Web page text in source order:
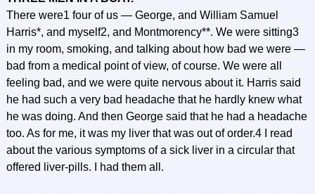
There were1 four of us — George, and William Samuel
Harris*, and myself2, and Montmorency**. We were sitting3
in my room, smoking, and talking about how bad we were —
bad from a medical point of view, of course. We were all
feeling bad, and we were quite nervous about it. Harris said
he had such a very bad headache that he hardly knew what
he was doing. And then George said that he had a headache
too. As for me, it was my liver that was out of order.4 I read
about the various symptoms of a sick liver in a circular that
offered liver-pills. I had them all.